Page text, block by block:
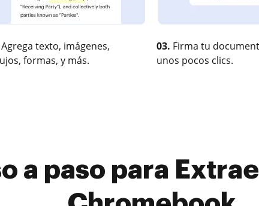
Agrega texto, imágenes,
formas, y más.
03. Firma tu
unos pocos clics.
a paso para